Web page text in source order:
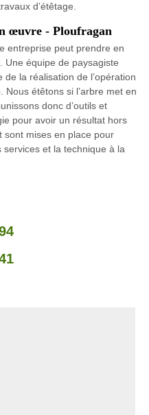
d’étêtage.
œuvre - Ploufragan
entreprise peut prendre en
Une équipe de paysagiste
de la réalisation de l’opération
étêtons si l’arbre met en
donc d’outils et
pour avoir un résultat hors
sont mises en place pour
et la technique à la